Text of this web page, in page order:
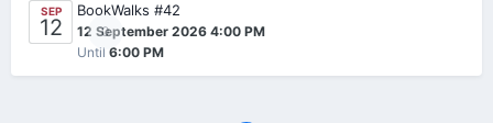
SEP
12 0
BookWalks #42
12 September 2026 4:00 PM
Until 6:00 PM